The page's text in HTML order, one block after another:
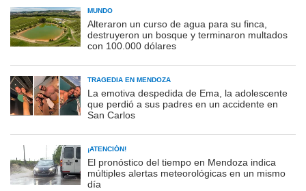
MUNDO
Alteraron un curso de agua para su finca,
destruyeron un bosque y terminaron multados
con 100.000 dólares
TRAGEDIA EN MENDOZA
La emotiva despedida de Ema, la adolescente
que perdió a sus padres en un accidente en
San Carlos
¡ATENCIÓN!
El pronóstico del tiempo en Mendoza indica
múltiples alertas meteorológicas en un mismo
día